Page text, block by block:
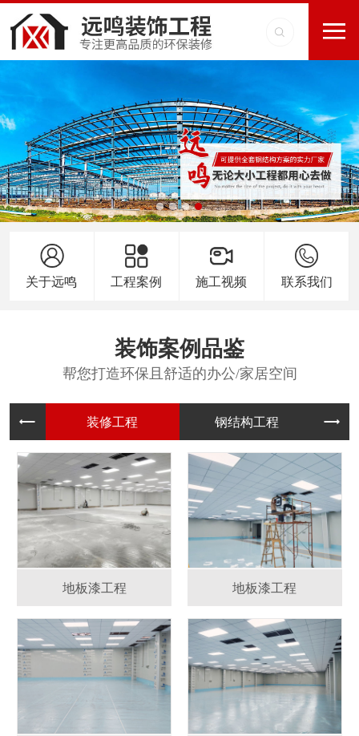
关于远鸣 工程案例 施工视频 联系我们
装饰案例品鉴
帮您打造环保且舒适的办公/家居空间
装修工程 钢结构工
地板漆工程 地板漆工程